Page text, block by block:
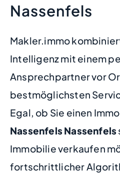
Nassenfels
Makler.immo
Intelligenz mit einem
Ansprechpartner vor
bestmöglichsten
Egal, ob Sie einen
Nassenfels Nassenfels
Immobilie verkaufen
fortschrittlicher